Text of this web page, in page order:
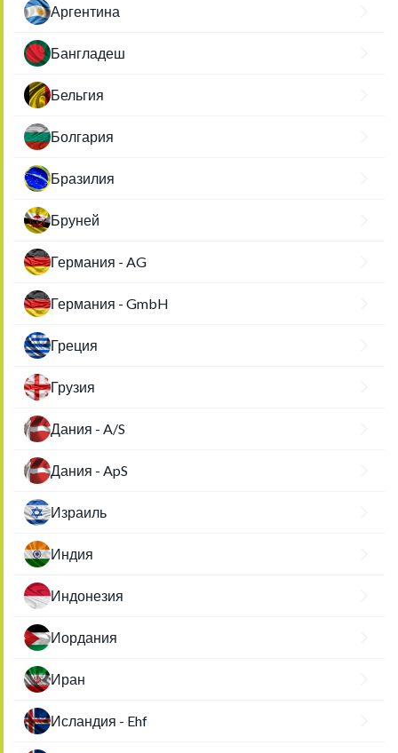
Аргентина
Бангладеш
Бельгия
Болгария
Бразилия
Бруней
Германия - AG
Германия - GmbH
Греция
Грузия
Дания - A/S
Дания - ApS
Израиль
Индия
Индонезия
Иордания
Иран
Исландия - Ehf